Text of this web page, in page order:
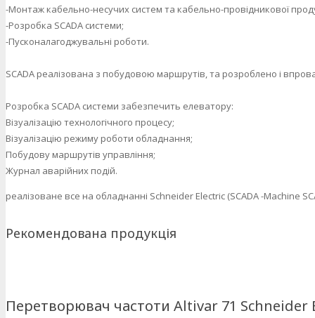
-Монтаж кабельно-несучих систем та кабельно-провідникової
-Розробка SCADA системи;
-Пусконалагоджувальні роботи.
SCADA реалізована з побудовою маршрутів, та розроблено і
Розробка SCADA системи забезпечить елеватору:
Візуалізацію технологічного процесу;
Візуалізацію режиму роботи обладнання;
Побудову маршрутів управління;
Журнал аварійних подій.
реалізоване все на обладнанні Schneider Electric (SCADA -Machine
Рекомендована продукція
Перетворювач частоти Altivar 71 Schneider